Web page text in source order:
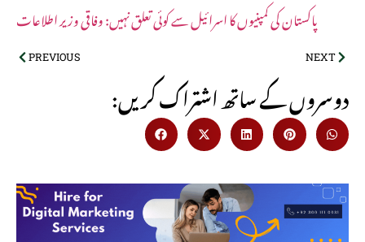
پاکستان کی کمپنیوں کا اسرائیل سے کوئی تعلق نہیں: وفاقی وزیر اطلاعات
PREVIOUS NEXT
:دوسروں کے ساتھ اشتراک کریں